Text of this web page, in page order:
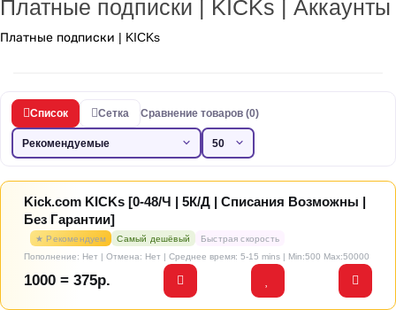
Платные подписки | KICKs | Аккаунты
Платные подписки | KICKs
Список Сетка Сравнение товаров (0)
Kick.com KICKs [0-48/Ч | 5К/Д | Списания Возможны |
Без Гарантии]
★ Рекомендуем Самый дешёвый
Быстрая скорость
Пополнение: Нет | Отмена: Нет | Среднее время: 5-15 mins | Min:500 Max:50000
1000 = 375р.